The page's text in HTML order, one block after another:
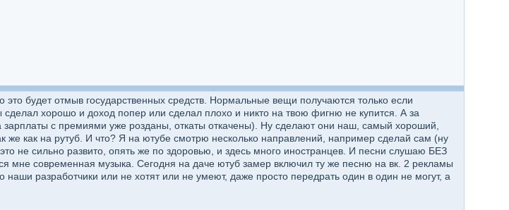
это будет отмыв государственных средств. Нормальные вещи получаются только если
сделал хорошо и доход попер или сделал плохо и никто на твою фигню не купится. А за
зарплаты с премиями уже розданы, откаты откачены). Ну сделают они наш, самый хороший,
как на рутуб. И что? Я на ютубе смотрю несколько направлений, например сделай сам (ну
не сильно развито, опять же по здоровью, и здесь много иностранцев. И песни слушаю БЕЗ
мне современная музыка. Сегодня на даче ютуб замер включил ту же песню на вк. 2 рекламы
разработчики или не хотят или не умеют, даже просто передрать один в один не могут, а